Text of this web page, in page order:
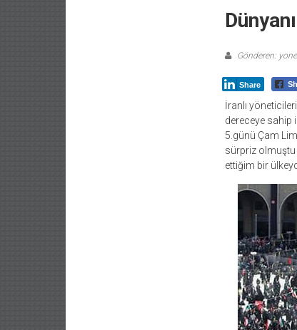
Gönderen:
Share
İranlı
dereceye sahip
5.günü Çam
sürpriz olmuştu
ettiğim bir